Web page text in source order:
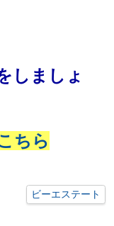
しましょ
ちら
ビーエステート